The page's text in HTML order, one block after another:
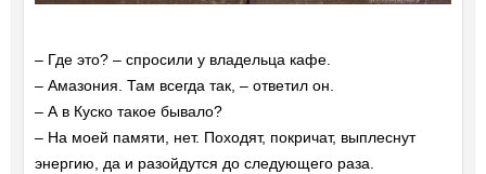
– Где это? – спросили у владельца кафе.
– Амазония. Там всегда так, – ответил он.
– А в Куско такое бывало?
– На моей памяти, нет. Походят, покричат, выплеснут
энергию, да и разойдутся до следующего раза.